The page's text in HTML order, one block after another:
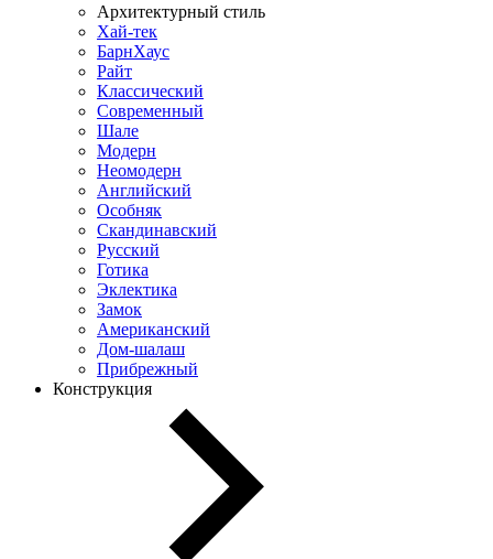
Архитектурный стиль
Хай-тек
БарнХаус
Райт
Классический
Современный
Шале
Модерн
Неомодерн
Английский
Особняк
Скандинавский
Русский
Готика
Эклектика
Замок
Американский
Дом-шалаш
Прибрежный
Конструкция